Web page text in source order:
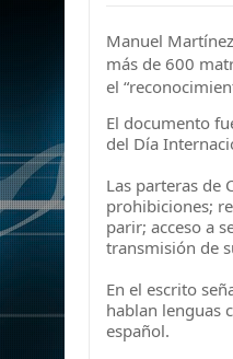
Manuel
más de 600
el
El documento
del Día
Las parteras de
prohibiciones;
parir; acceso a
transmisión de
En el escrito
hablan lenguas
español.